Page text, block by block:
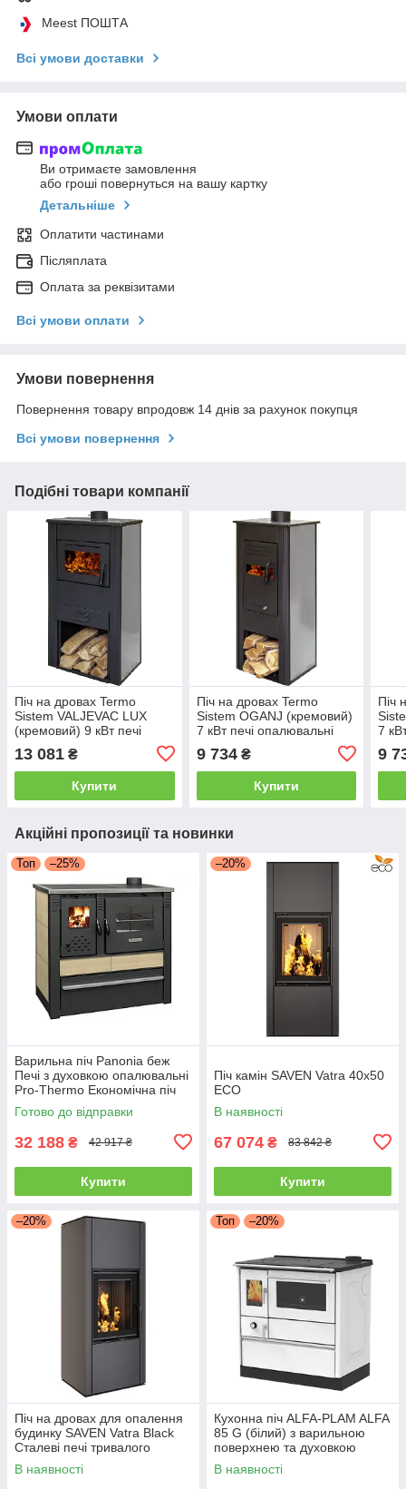
Meest ПОШТА
Всі умови доставки
Умови оплати
Ви отримаєте замовлення
або гроші повернуться на вашу картку
Детальніше
Оплатити частинами
Післяплата
Оплата за реквізитами
Всі умови оплати
Умови повернення
Повернення товару впродовж 14 днів за рахунок покупця
Всі умови повернення
Подібні товари компанії
Піч на дровах Termo
Sistem VALJEVAC LUX
(кремовий) 9 кВт печі
опалювальні для дому та
дачі
13 081 ₴
Купити
Піч на дровах Termo
Sistem OGANJ (кремовий)
7 кВт печі опалювальні
9 734₴
Купити
Піч
7
9
Акційні пропозиції та новинки
Топ –25%
Варильна піч Panonia беж
Печі з духовкою опалювальні
Pro-Thermo Економічна піч
на дровах 10 кВт
Готово до відправки
32 188 ₴ 42 917 ₴
Купити
–20%
Піч камін SAVEN Vatra 40х50
ECO
В наявності
67 074 ₴ 83 842 ₴
Купити
–20%
Піч на дровах для опалення
будинку SAVEN Vatra Black
Сталеві печі тривалого
горіння 40х50
В наявності
Топ –20%
Кухонна піч ALFA-PLAM ALFA
85 G (білий) з варильною
поверхнею та духовкою
опалювально-варильна
В наявності